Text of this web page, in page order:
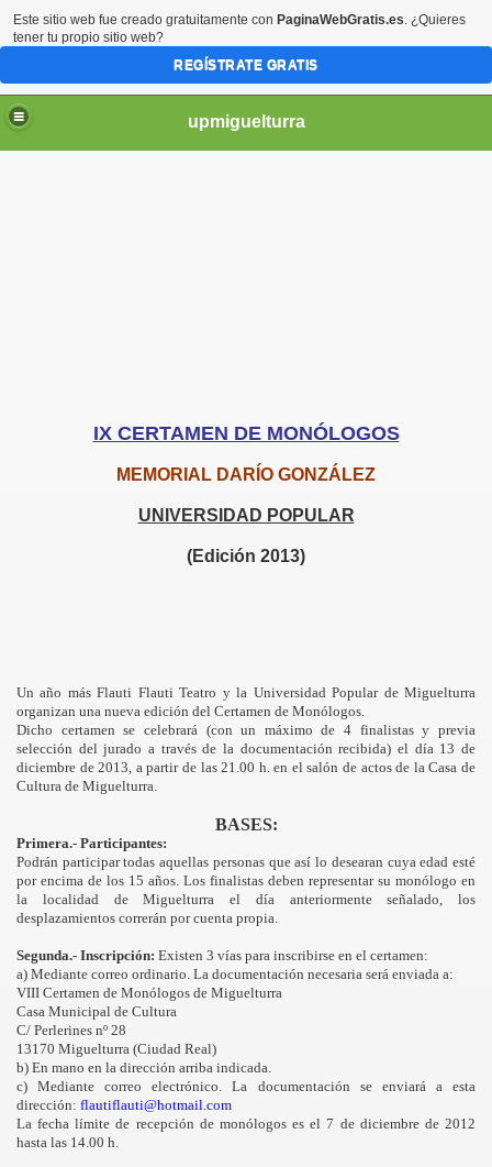
upmiguelturra
IX CERTAMEN DE MONÓLOGOS
MEMORIAL DARÍO GONZÁLEZ
UNIVERSIDAD POPULAR
(Edición 2013)
Un año más Flauti Flauti Teatro y la Universidad Popular de Miguelturra
organizan una nueva edición del Certamen de Monólogos.
Dicho certamen se celebrará (con un máximo de 4 finalistas y previa
selección del jurado a través de la documentación recibida) el día 13 de
diciembre de 2013, a partir de las 21.00 h. en el salón de actos de la Casa de
Cultura de Miguelturra.
BASES:
Primera.- Participantes:
Podrán participar todas aquellas personas que así lo desearan cuya edad esté
por encima de los 15 años. Los finalistas deben representar su monólogo en
la localidad de Miguelturra el día anteriormente señalado, los
desplazamientos correrán por cuenta propia.
Segunda.- Inscripción: Existen 3 vías para inscribirse en el certamen:
a) Mediante correo ordinario. La documentación necesaria será enviada a:
VIII Certamen de Monólogos de Miguelturra
Casa Municipal de Cultura
C/ Perlerines nº 28
13170 Miguelturra (Ciudad Real)
b) En mano en la dirección arriba indicada.
c)Mediante correo electrónico. La documentación se enviará a esta
dirección: flautiflauti@hotmail.com
La fecha límite de recepción de monólogos es el 7 de diciembre de 2012
hasta las 14.00 h.
Este sitio web fue creado gratuitamente con PaginaWebGratis.es. ¿Quieres
tener tu propio sitio web?
REGÍSTRATE GRATIS